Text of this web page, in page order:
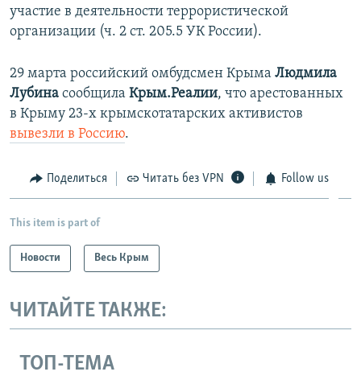
участие в деятельности террористической
организации (ч. 2 ст. 205.5 УК России).
29 марта российский омбудсмен Крыма Людмила
Лубина сообщила Крым.Реалии, что арестованных
в Крыму 23-х крымскотатарских активистов
вывезли в Россию.
Поделиться Читать без VPN Follow us
This item is part of
Новости Весь Крым
ЧИТАЙТЕ ТАКЖЕ:
ТОП-ТЕМА